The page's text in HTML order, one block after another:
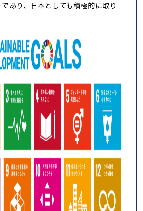
であり、日本としても積極的に取り